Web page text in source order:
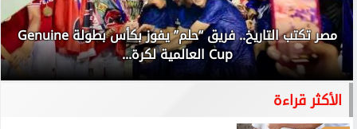
مصر تكتب التاريخ.. فريق “حلم” يفوز بكأس بطولة Genuine
Cup العالمية لكرة...
الأكثر قراءة